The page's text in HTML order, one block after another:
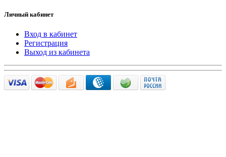
Личный кабинет
Вход в кабинет
Регистрация
Выход из кабинета